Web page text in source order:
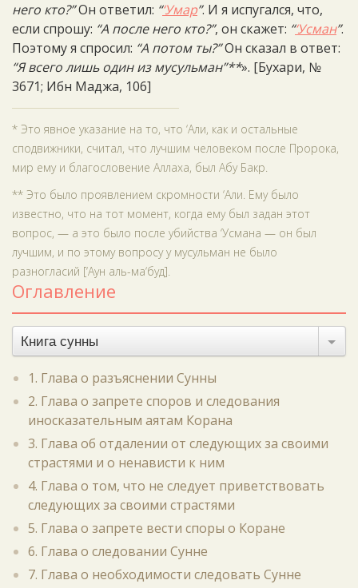
него кто?”Он ответил: “‘Умар”. И я испугался, что,
если спрошу: “А после него кто?”, он скажет: “‘Усман”.
Поэтому я спросил: “А потом ты?”Он сказал в ответ:
“Я всего лишь один из мусульман”**». [Бухари, №
3671; Ибн Маджа, 106]
* Это явное указание на то, что ‘Али, как и остальные
сподвижники, считал, что лучшим человеком после Пророка,
мир ему и благословение Аллаха, был Абу Бакр.
** Это было проявлением скромности ‘Али. Ему было
известно, что на тот момент, когда ему был задан этот
вопрос, — а это было после убийства ‘Усмана — он был
лучшим, и по этому вопросу у мусульман не было
разногласий [‘Аун аль-ма‘буд].
Оглавление
Книга сунны
1. Глава о разъяснении Сунны
2. Глава о запрете споров и следования
иносказательным аятам Корана
3. Глава об отдалении от следующих за своими
страстями и о ненависти к ним
4. Глава о том, что не следует приветствовать
следующих за своими страстями
5. Глава о запрете вести споры о Коране
6. Глава о следовании Сунне
7. Глава о необходимости следовать Сунне